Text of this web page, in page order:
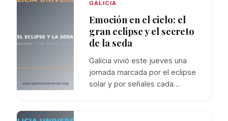
GALICIA
Emoción en el cielo: el
gran eclipse y el secreto
de la seda
Galicia vivió este jueves una
jornada marcada por el eclipse
solar y por señales cada…